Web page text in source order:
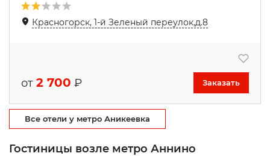
Красногорск, 1-й Зеленый переулок,д.8
от 2 700 ₽ Заказать
Все отели у метро Аникеевка
Гостиницы возле метро Аннино